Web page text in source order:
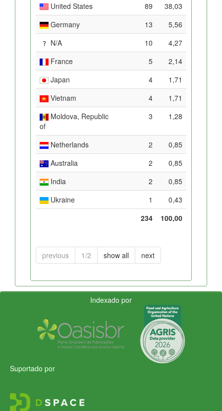
United States
89
38,03
Germany
13
5,56
N/A
10
4,27
France
5
2,14
Japan
4
1,71
Vietnam
4
1,71
Moldova, Republic
of
3 1,28
Netherlands 2
0,85
Australia
2
0,85
India
2
0,85
Ukraine
1
0,43
234
100,00
previous 1/2 show all next
Indexado por
Suportado por